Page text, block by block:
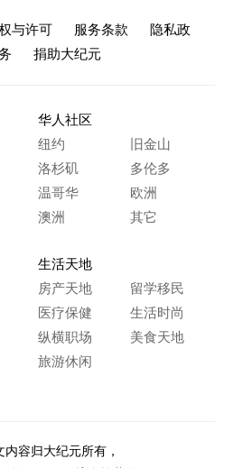
与许可 服务条款
隐私政
捐助大纪元
华人社区
纽约
旧金山
洛杉矶
多伦多
温哥华
欧洲
澳洲
其它
生活天地
房产天地
留学移民
医疗保健
生活时尚
纵横职场
美食天地
旅游休闲
内容归大纪元所有，